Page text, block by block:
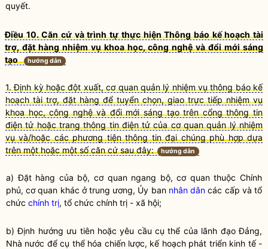
quyết.
Điều 10. Căn cứ và trình tự thực hiện Thông báo kế hoạch tài
trợ, đặt hàng nhiệm vụ khoa học, công nghệ và đổi mới sáng
tạo
hướng dẫn
1. Định kỳ hoặc đột xuất, cơ quan quản lý nhiệm vụ thông báo kế
hoạch tài trợ, đặt hàng để tuyển chọn, giao trực tiếp nhiệm vụ
khoa học, công nghệ và đổi mới sáng tạo trên cổng thông tin
điện tử hoặc trang thông tin điện tử của cơ quan quản lý nhiệm
vụ và/hoặc các phương tiện thông tin đại chúng phù hợp dựa
trên một hoặc một số căn cứ sau đây:
hướng dẫn
a) Đặt hàng của bộ, cơ quan ngang bộ, cơ quan thuộc Chính
phủ, cơ quan khác ở trung ương, Ủy ban nhân dân các cấp và tổ
chức chính trị, tổ chức chính trị - xã hội;
b) Định hướng ưu tiên hoặc yêu cầu cụ thể của lãnh đạo Đảng,
Nhà nước để cụ thể hóa chiến lược, kế hoạch phát triển kinh tế -